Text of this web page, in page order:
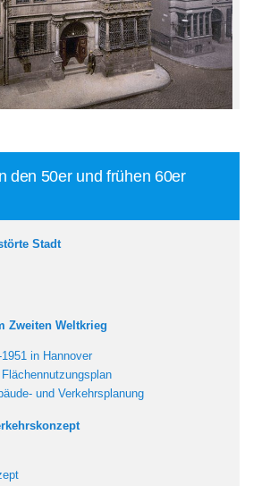
den 50er und frühen 60er
Stadt
Zweiten Weltkrieg
in Hannover
und Verkehrsplanung